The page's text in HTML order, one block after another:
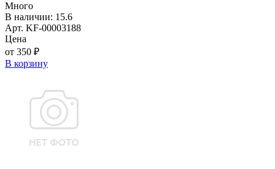
Много
В наличии: 15.6
Арт. KF-00003188
Цена
от 350 ₽
В корзину